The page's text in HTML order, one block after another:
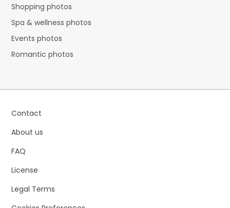
Shopping photos
Spa & wellness photos
Events photos
Romantic photos
Contact
About us
FAQ
License
Legal Terms